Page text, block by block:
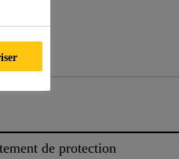
de protection